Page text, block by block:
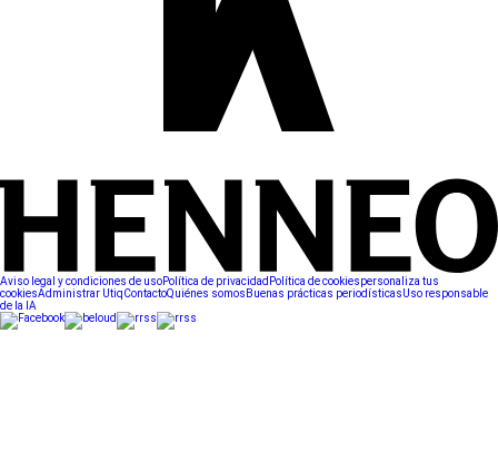
Aviso legal y condiciones de usoPolítica de privacidad Política de cookiespersonaliza tus
cookiesAdministrar UtiqContactoQuiénes somos Buenas prácticas periodísticasUso responsable
de la IA